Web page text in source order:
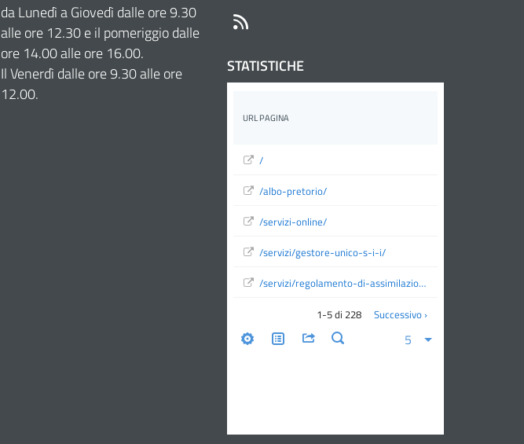
da Lunedì a Giovedì dalle ore 9.30
alle ore 12.30 e il pomeriggio dalle
ore 14.00 alle ore 16.00.
Il Venerdì dalle ore 9.30 alle ore
12.00.
STATISTICHE